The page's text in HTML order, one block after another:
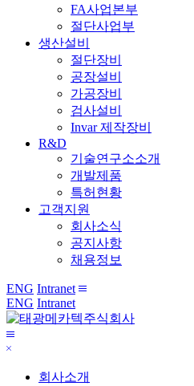
FA사업본부
절단사업부
생산설비
절단장비
공장설비
가공장비
검사설비
Invar 제작장비
R&D
기술연구소소개
개발제품
특허현황
고객지원
회사소식
공지사항
채용정보
ENG Intranet
전
메
ENG Intranet
메
닫
회사소개